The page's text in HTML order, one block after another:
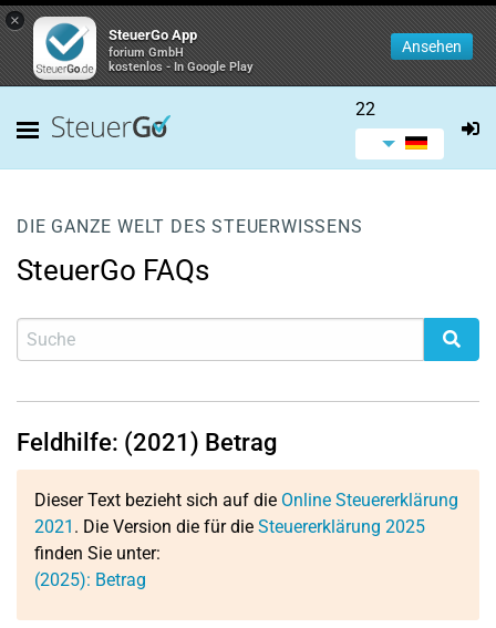
×
SteuerGo App
forium GmbH
kostenlos - In Google Play
Ansehen
22
DIE GANZE WELT DES STEUERWISSENS
SteuerGo FAQs
Feldhilfe: (2021) Betrag
Dieser Text bezieht sich auf die Online Steuererklärung
2021 . Die Version die für die Steuererklärung 2025
finden Sie unter:
(2025): Betrag